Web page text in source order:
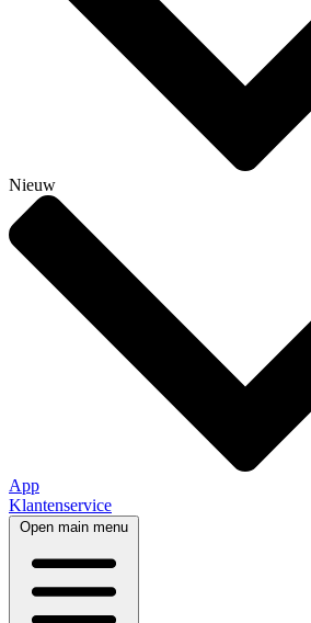
Nieuw
App
Klantenservice
Open main menu